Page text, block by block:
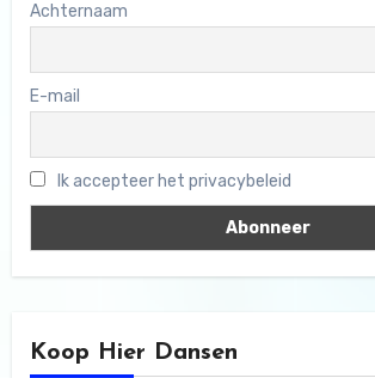
Achternaam
E-mail
Ik accepteer het privacybeleid
Koop Hier Dansen